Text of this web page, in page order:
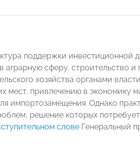
поддержки инвестиционной
сферу, строительство и
хозяйства органами
мест, привлечению в экономику
импортозамещения. Однако
решение которых
слове Генеральный